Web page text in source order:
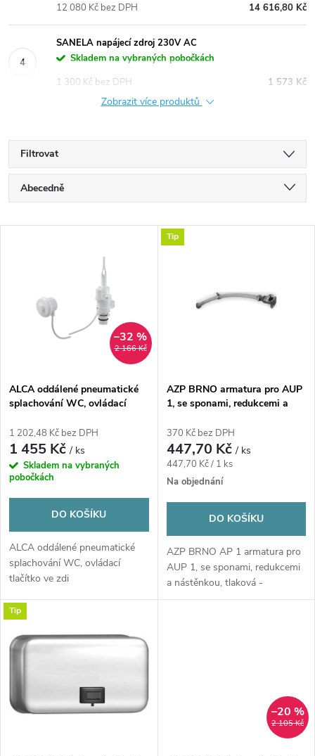
14 616,80 Kč
12 080 Kč bez DPH
SANELA napájecí zdroj 230V AC
Skladem na vybraných pobočkách
1 573 Kč
1 300 Kč bez DPH
Zobrazit více produktů
Filtrovat
Ř
a
p
r
o
d
u
k
t
ů
Abecedně
s
p
r
o
d
u
k
t
ů
2 166 Kč
–32 %
ALCA oddálené pneumatické
splachování WC, ovládací
1 202,48 Kč bez DPH
1 455 Kč/ ks
Skladem na vybraných
pobočkách
DO KOŠÍKU
ALCA oddálené pneumatické
splachování WC, ovládací
tlačítko ve zdi
Tip
AZP BRNO armatura pro AUP
1, se sponami, redukcemi a
370 Kč bez DPH
447,70 Kč/ ks
Měrná
cena:
447,70 Kč / 1 ks
Na objednání
DO KOŠÍKU
AZP BRNO AP 1 armatura pro
AUP 1, se sponami, redukcemi
a nástěnkou, tlaková -
příslušenství k...
Tip
2 105 Kč
–20 %